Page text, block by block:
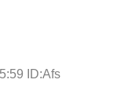
ID:Afs